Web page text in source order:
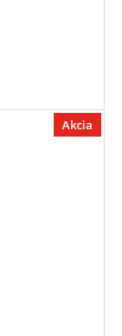
Akcia